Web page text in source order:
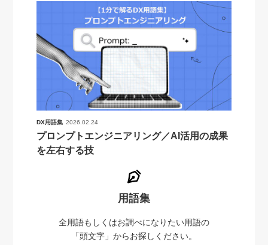
DX用語集 2026.02.24
プロンプトエンジニアリング／AI活用の成果
を左右する技
用語集
全用語もしくはお調べになりたい用語の
「頭文字」からお探しください。